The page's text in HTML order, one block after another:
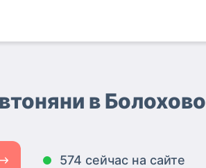
в Болохово
574 сейчас на сайте